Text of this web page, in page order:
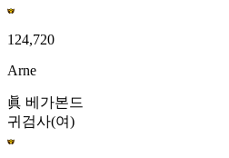
124,720
Arne
眞 베가본드
귀검사(여)